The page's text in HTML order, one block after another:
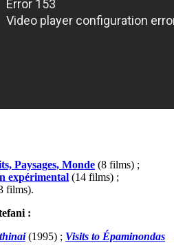
Paysages, Monde (8 films) ;
expérimental (14 films) ;
films).
:
(1995) ; Visits to Épaminondas